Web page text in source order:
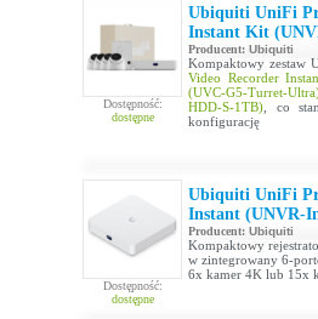
Dostępność:
dostępne
Ubiquiti UniFi
Instant Kit
Producent: Ubiquiti
Kompaktowy zestaw
Video Recorder
(UVC-G5-Turret-
HDD-S-1TB) , co
konfigurację
Dostępność:
dostępne
Ubiquiti UniFi
Instant (UNVR-
Producent: Ubiquiti
Kompaktowy
w zintegrowany 6-
6x kamer 4K lub 15x